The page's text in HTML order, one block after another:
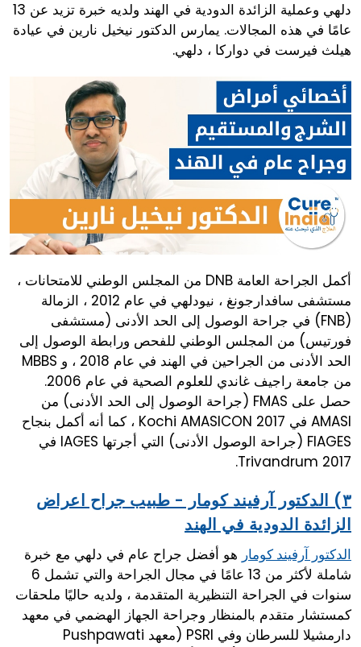
دلهي وعملية الزائدة الدودية في الهند ولديه خبرة تزيد عن 13
عامًا في هذه المجالات. يمارس الدكتور نيخيل نارين في عيادة
هيلث فيرست في دواركا ، دلهي.
أكمل الجراحة العامة DNB من المجلس الوطني للامتحانات ،
مستشفى سافدارجونغ ، نيودلهي في عام 2012 ، الزمالة
(FNB) في جراحة الوصول إلى الحد الأدنى (مستشفى
فورتيس) من المجلس الوطني للفحص ورابطة الوصول إلى
الحد الأدنى من الجراحين في الهند في عام 2018 ، و MBBS
من جامعة راجيف غاندي للعلوم الصحية في عام 2006.
حصل على FMAS (جراحة الوصول إلى الحد الأدنى) من
AMASI في Kochi AMASICON 2017 ، كما أنه أكمل بنجاح
FIAGES (جراحة الوصول الأدنى) التي أجرتها IAGES في
Trivandrum 2017.
٣) الدكتور آرفيند كومار - طبيب جراح اعراض
الزائدة الدودية في الهند
الدكتور آرفيند كومار هو أفضل جراح عام في دلهي مع خبرة
شاملة لأكثر من 13 عامًا في مجال الجراحة والتي تشمل 6
سنوات في الجراحة التنظيرية المتقدمة ، ولديه حاليًا ملحقات
كمستشار متقدم بالمنظار وجراحة الجهاز الهضمي في معهد
دارمشيلا للسرطان وفي PSRI (معهد Pushpawati